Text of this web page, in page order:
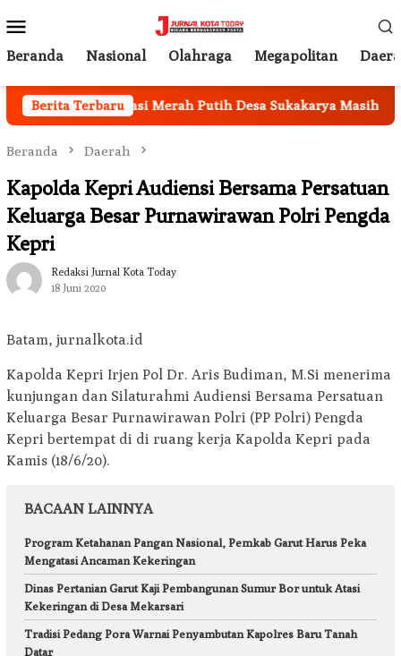
ke
kontenMobile
Beranda Nasional Olahraga Megapolitan
Berita Terbaru
Kantor Koperasi Merah Putih Desa Sukakarya Masih
Beranda Daerah
Kapolda Kepri Audiensi Bersama Persatuan
Keluarga Besar Purnawirawan Polri Pengda
Kepri
Redaksi Jurnal Kota Today
18 Juni 2020
Batam, jurnalkota.id
Kapolda Kepri Irjen Pol Dr. Aris Budiman, M.Si menerima
kunjungan dan Silaturahmi Audiensi Bersama Persatuan
Keluarga Besar Purnawirawan Polri (PP Polri) Pengda
Kepri bertempat di di ruang kerja Kapolda Kepri pada
Kamis (18/6/20).
BACAAN LAINNYA
Program Ketahanan Pangan Nasional, Pemkab Garut Harus Peka
Mengatasi Ancaman Kekeringan
Dinas Pertanian Garut Kaji Pembangunan Sumur Bor untuk Atasi
Kekeringan di Desa Mekarsari
Tradisi Pedang Pora Warnai Penyambutan Kapolres Baru Tanah
Datar